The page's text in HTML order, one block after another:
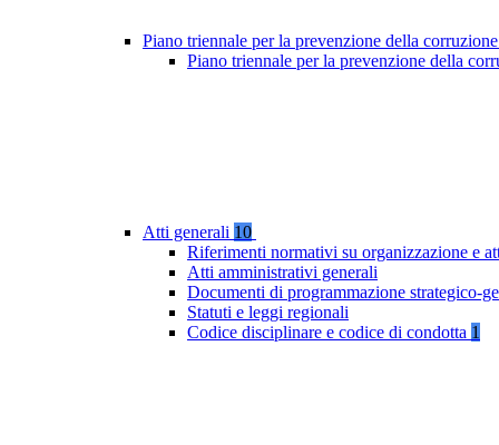
Piano triennale per la prevenzione della
Piano triennale per la prevenzione della
Atti generali 10
Riferimenti normativi su organizzazione e
Atti amministrativi generali
Documenti di programmazione strategico-
Statuti e leggi regionali
Codice disciplinare e codice di condotta 1